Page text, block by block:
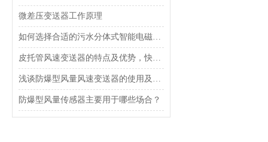
微差压变送器工作原理
如何选择合适的污水分体式智能电磁流量计？
皮托管风速变送器的特点及优势，快来了解一下吧
浅谈防爆型风量风速变送器的使用及安装注意事项
防爆型风量传感器主要用于哪些场合？